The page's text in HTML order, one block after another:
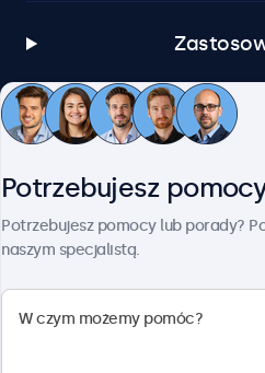
Obsługa
Potrzebujesz
Potrzebujesz pomocy lub porady?
naszym specjalistą.